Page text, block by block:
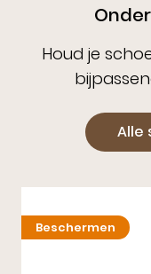
Houd je
Alle
Beschermen